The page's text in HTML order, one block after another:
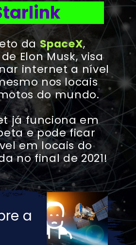
da SpaceX,
Elon Musk, visa
internet a nível
nos locais
do mundo.
já funciona em
e pode ficar
em locais do
no final de 2021!
a